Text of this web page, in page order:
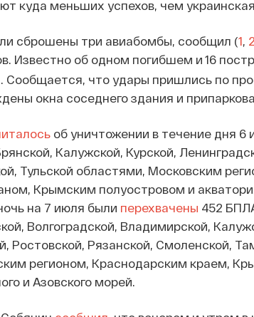
куда меньших успехов, чем
сброшены три авиабомбы, сообщил (1 2
Известно об одном погибшем и 16
Сообщается, что удары пришлись по
окна соседнего здания и
об уничтожении в течение дня 6
Калужской, Курской,
Тульской областями, Московским
Крымским полуостровом и
на 7 июля были перехвачены 452
Волгоградской, Владимирской,
Ростовской, Рязанской, Смоленской,
регионом, Краснодарским краем,
и Азовского морей.